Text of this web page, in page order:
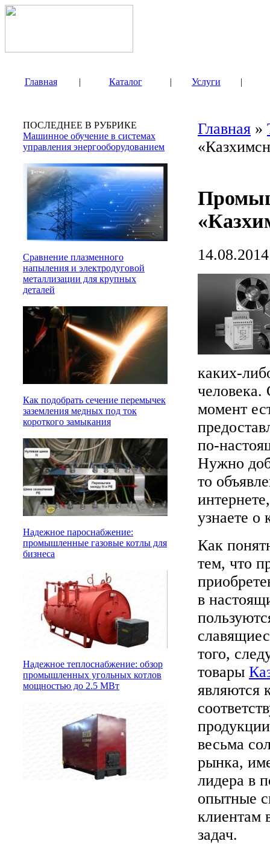
Главная | Каталог | Услуги |
ПОСЛЕДНЕЕ В РУБРИКЕ
Машинное обучение в системах
управления энергооборудованием
Сравнение плазменного
напыления и электродуговой
металлизации для крупных
деталей
Как подобрать сечение перемычек
заземления медных под ток
короткого замыкания
Надежное пароснабжение:
промышленные газовые котлы для
бизнеса
Надежное теплоснабжение: обзор
промышленных угольных котлов
мощностью до 2.5 МВт
Главная »
14.08.2014
каких-
человека.
момент
по-
Нужно
то
узнаете о
Как
тем, что
в
того,
товары
являются
весьма
рынка,
лидера в
опытные
клиентам
задач.